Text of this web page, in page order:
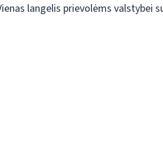
langelis prievolėms valstybei